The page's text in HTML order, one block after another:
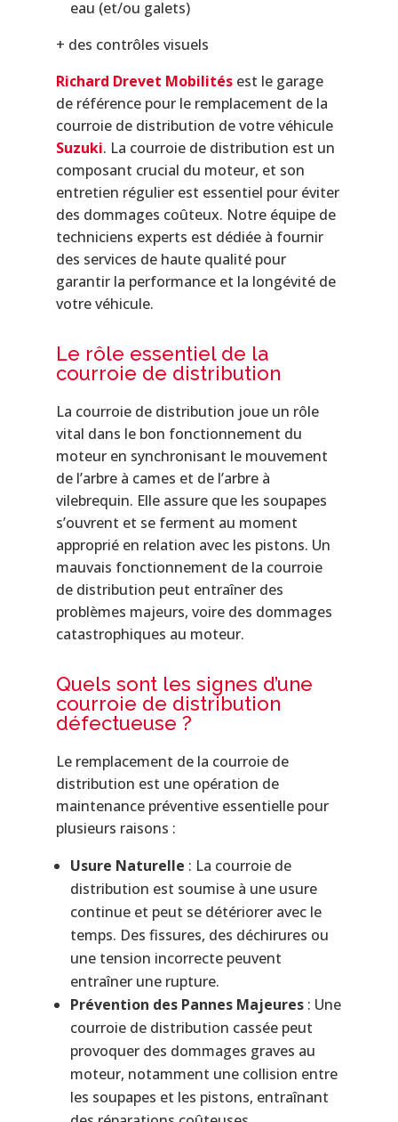
eau (et/ou galets)
+ des contrôles visuels
Richard Drevet Mobilitésest le garage
de référence pour le remplacement de la
courroie de distribution de votre véhicule
Suzuki. La courroie de distribution est un
composant crucial du moteur, et son
entretien régulier est essentiel pour éviter
des dommages coûteux. Notre équipe de
techniciens experts est dédiée à fournir
des services de haute qualité pour
garantir la performance et la longévité de
votre véhicule.
Le rôle essentiel de la
courroie de distribution
La courroie de distribution joue un rôle
vital dans le bon fonctionnement du
moteur en synchronisant le mouvement
de l’arbre à cames et de l’arbre à
vilebrequin. Elle assure que les soupapes
s’ouvrent et se ferment au moment
approprié en relation avec les pistons. Un
mauvais fonctionnement de la courroie
de distribution peut entraîner des
problèmes majeurs, voire des dommages
catastrophiques au moteur.
Quels sont les signes d’une
courroie de distribution
défectueuse ?
Le remplacement de la courroie de
distribution est une opération de
maintenance préventive essentielle pour
plusieurs raisons :
Usure Naturelle : La courroie de
distribution est soumise à une usure
continue et peut se détériorer avec le
temps. Des fissures, des déchirures ou
une tension incorrecte peuvent
entraîner une rupture.
Prévention des Pannes Majeures: Une
courroie de distribution cassée peut
provoquer des dommages graves au
moteur, notamment une collision entre
les soupapes et les pistons, entraînant